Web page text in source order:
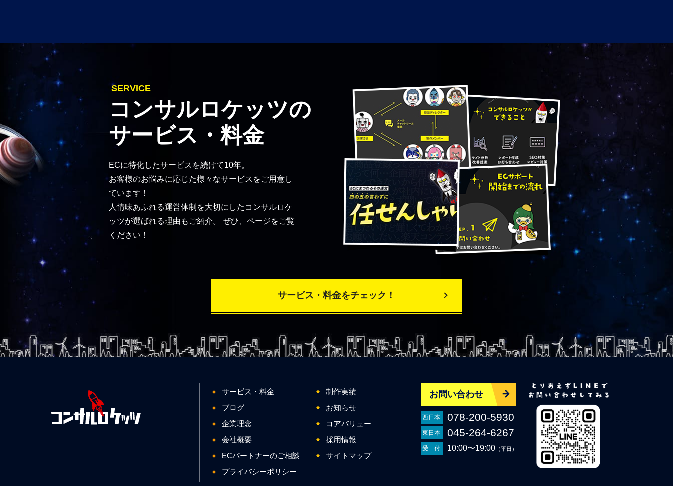
SERVICE
コンサルロケッツの
サービス・料金
ECに特化したサービスを続けて10年。
お客様のお悩みに応じた様々なサービスをご用意し
ています！
人情味あふれる運営体制を大切にしたコンサルロケ
ッツが選ばれる理由もご紹介。 ぜひ、ページをご覧
ください！
サービス・料金をチェック！
サービス・料金
制作実績
ブログ
お知らせ
企業理念
コアバリュー
会社概要
採用情報
ECパートナーのご相談
サイトマップ
プライバシーポリシー
お問い合わせ
西日本 078-200-5930
東日本 045-264-6267
受 付 10:00〜19:00（平日）